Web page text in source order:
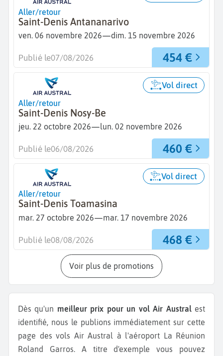
Aller/retour
Saint-Denis Antananarivo
ven. 06 novembre 2026—dim. 15 novembre 2026
454 €
Publié le07/08/2026
Aller/retour
Saint-Denis Nosy-Be
jeu. 22 octobre 2026—lun. 02 novembre 2026
Vol direct
460 €
Publié le06/08/2026
Aller/retour
Saint-Denis Toamasina
mar. 27 octobre 2026—mar. 17 novembre 2026
Vol direct
468 €
Publié le08/08/2026
Voir plus de promotions
Dès qu'un meilleur prix pour un vol Air Australest
identifié, nous le publions immédiatement sur cette
page des vols Air Austral à l'aéroport La Réunion
Roland Garros. A titre d'exemple vous pouvez